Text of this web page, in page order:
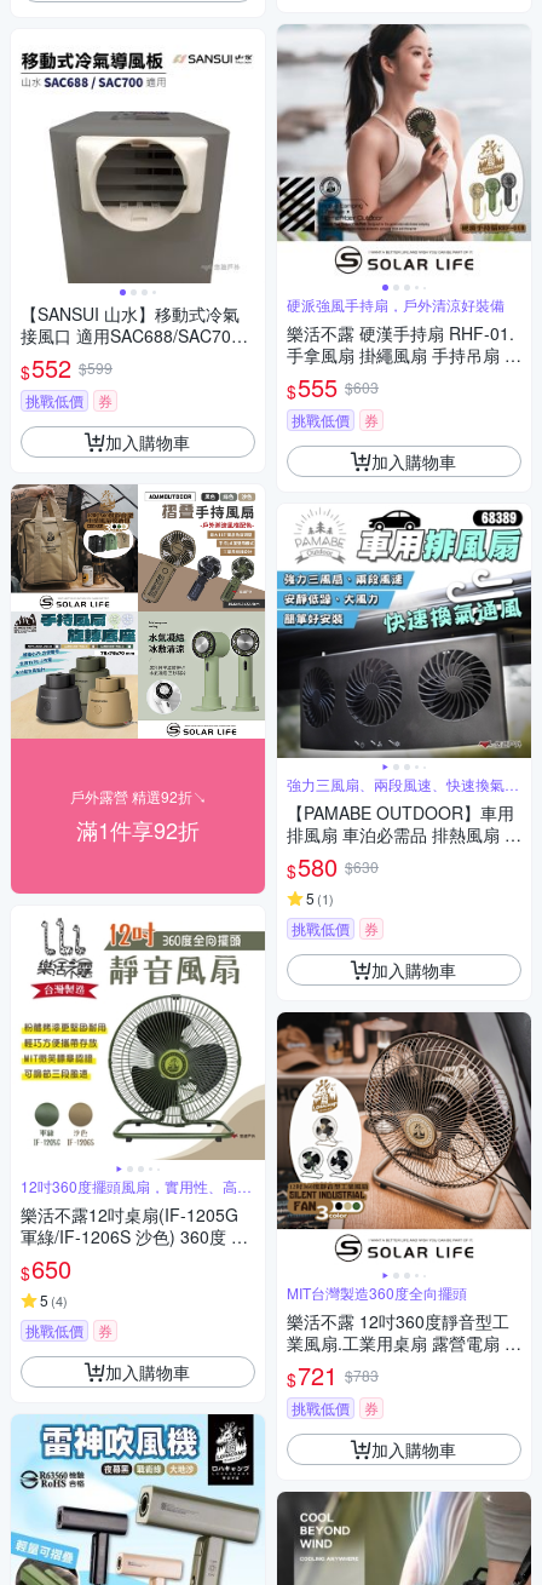
【SANSUI 山水】移動式冷氣
接風口 適用SAC688/SAC700
悠遊戶外
$552 $599
挑戰低價
券
加入購物車
戶外露營 精選92折↘
滿1件享92折
12吋360度擺頭風扇，實用性、高
CP值
樂活不露12吋桌扇(IF-1205G
軍綠/IF-1206S 沙色) 360度 擺
頭風扇 悠遊戶外
$650
5 (4)
挑戰低價 券
加入購物車
硬派強風手持扇，戶外清涼好裝備
樂活不露 硬漢手持扇 RHF-01.
手拿風扇 掛繩風扇 手持吊扇 隨
身小風扇 隨行扇
$555 $603
挑戰低價
券
加入購物車
強力三風扇、兩段風速、快速換氣通
風
【PAMABE OUTDOOR】車用
排風扇 車泊必需品 排熱風扇 排
熱扇 車宿露營 循環扇 悠遊戶外
$580 $630
5 (1)
挑戰低價 券
加入購物車
MIT台灣製造360度全向擺頭
樂活不露 12吋360度靜音型工
業風扇.工業用桌扇 露營電扇 戶
外電風扇 帳篷風扇 靜音電扇
$721 $783
挑戰低價
券
加入購物車